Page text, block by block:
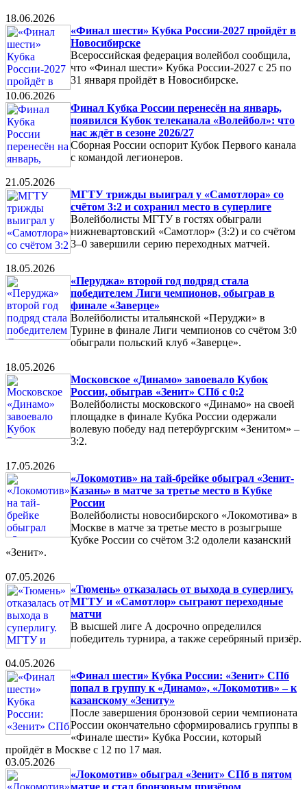
18.06.2026
«Финал шести» Кубка России-2027 пройдёт в
Новосибирске
Всероссийская федерация волейбол сообщила,
что «Финал шести» Кубка России-2027 с 25 по
31 января пройдёт в Новосибирске.
10.06.2026
Финал Кубка России перенесён на январь,
появился Кубок телеканала «Волейбол»: что
нас ждёт в сезоне 2026/27
Сборная России оспорит Кубок Первого канала
с командой легионеров.
21.05.2026
МГТУ трижды выиграл у «Самотлора» со
счётом 3:2 и сохранил место в суперлиге
Волейболисты МГТУ в гостях обыграли
нижневартовский «Самотлор» (3:2) и со счётом
3–0 завершили серию переходных матчей.
18.05.2026
«Перуджа» второй год подряд стала
победителем Лиги чемпионов, обыграв в
финале «Заверце»
Волейболисты итальянской «Перуджи» в
Турине в финале Лиги чемпионов со счётом 3:0
обыграли польский клуб «Заверце».
18.05.2026
Московское «Динамо» завоевало Кубок
России, обыграв «Зенит» СПб с 0:2
Волейболисты московского «Динамо» на своей
площадке в финале Кубка России одержали
волевую победу над петербургским «Зенитом» –
3:2.
17.05.2026
«Локомотив» на тай-брейке обыграл «Зенит-
Казань» в матче за третье место в Кубке
России
Волейболисты новосибирского «Локомотива» в
Москве в матче за третье место в розыгрыше
Кубке России со счётом 3:2 одолели казанский
«Зенит».
07.05.2026
«Тюмень» отказалась от выхода в суперлигу.
МГТУ и «Самотлор» сыграют переходные
матчи
В высшей лиге А досрочно определился
победитель турнира, а также серебряный призёр.
04.05.2026
«Финал шести» Кубка России: «Зенит» СПб
попал в группу к «Динамо», «Локомотив» – к
казанскому «Зениту»
После завершения бронзовой серии чемпионата
России окончательно сформировались группы в
«Финале шести» Кубка России, который
пройдёт в Москве с 12 по 17 мая.
03.05.2026
«Локомотив» обыграл «Зенит» СПб в пятом
матче и стал бронзовым призёром